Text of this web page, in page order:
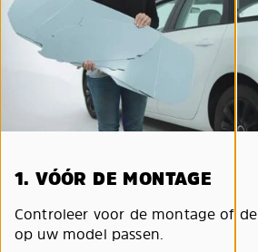
1. VÓÓR DE MONTAGE
Controleer voor de montage of
op uw model passen.